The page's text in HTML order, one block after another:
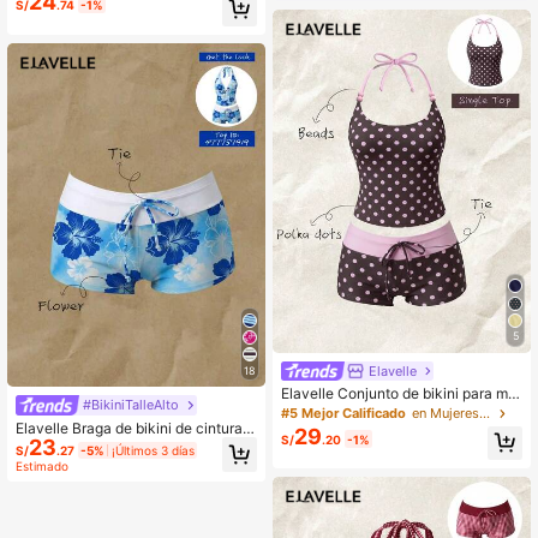
baño conservador para primavera/v
S/ .74 -1%
18
#BikiniTalleAlto
Elavelle Braga de bikini de cintura a
lta con estampado de lazo para muj
er, primavera/verano
S/23.27 -5% ¡Últimos 3 días
Estimado
5
Elavelle
Elavelle Conjunto de bikini para muj
er con estampado aleatorio, cuello
halter y decoración de lazo, primav
era/verano
#5 Mejor Calificado en Mujeres Tankinis
S/29.20 -1%